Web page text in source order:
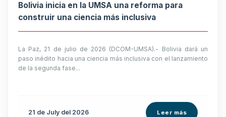
Bolivia inicia en la UMSA una reforma para
construir una ciencia más inclusiva
La Paz, 21 de julio de 2026 (DCOM-UMSA).- Bolivia dará un
paso inédito hacia una ciencia más inclusiva con el lanzamiento
de la segunda fase...
21 de July del 2026 Leer más